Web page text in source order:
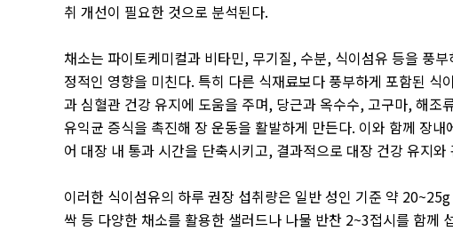
취 개선이 필요한 것으로 분석된다.
채소는 파이토케미컬과 비타민, 무기질, 수분, 식이섬유 등을 풍
정적인 영향을 미친다. 특히 다른 식재료보다 풍부하게 포함된 식
과 심혈관 건강 유지에 도움을 주며, 당근과 옥수수,고구마, 해조
유익균 증식을 촉진해 장 운동을 활발하게 만든다. 이와 함께 장내
어 대장 내 통과 시간을 단축시키고, 결과적으로 대장 건강 유지
이러한 식이섬유의 하루 권장 섭취량은 일반 성인 기준 약 20~25g
싹 등 다양한 채소를 활용한 샐러드나 나물 반찬 2~3접시를 함께